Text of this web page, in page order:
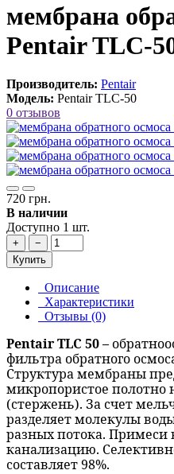
мембрана
Pentair TLC-
Производитель: Pentair
Модель: Pentair TLC-50
0 отзывов
720 грн.
В наличии
Доступно 1 шт.
+
−
Купить
Описание
Характеристики
Отзывы (0)
PentairTLC 50 –
фильтра обратного
Структура мембраны
микропористое полотно
(стержень). За счет
разделяет молекулы
разных потока. Примеси
канализацию.
составляет 98%.